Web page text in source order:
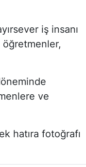
iş insanı
öğretmenler,
ve
hatıra fotoğrafı